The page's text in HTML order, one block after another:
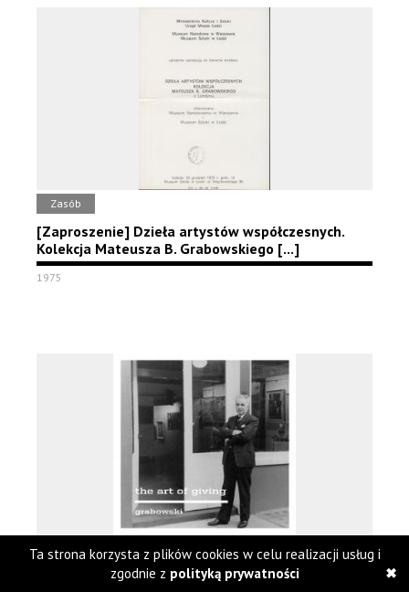
Zasób
[Zaproszenie] Dzieła artystów współczesnych.
Kolekcja Mateusza B. Grabowskiego [...]
1975
Realizacja: Kissinger Twins
The Art of Giving. Dar Mateusza Grabowskiego
Ta strona korzysta z plików cookies w celu realizacji usług i
zgodnie z polityką prywatności